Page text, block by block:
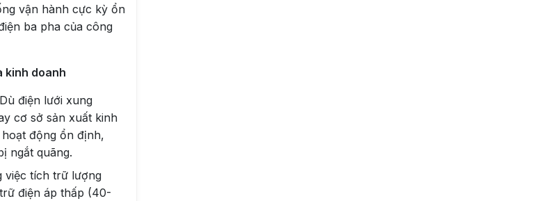
vận hành cực kỳ ổn
ba pha của công
kinh doanh
điện lưới xung
cơ sở sản xuất kinh
động ổn định,
ngắt quãng.
việc tích trữ lượng
điện áp thấp (40-